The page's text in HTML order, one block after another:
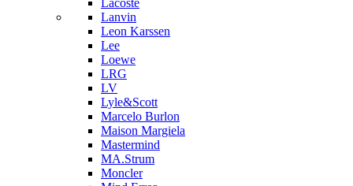
Lacoste
Lanvin
Leon Karssen
Lee
Loewe
LRG
LV
Lyle&Scott
Marcelo Burlon
Maison Margiela
Mastermind
MA.Strum
Moncler